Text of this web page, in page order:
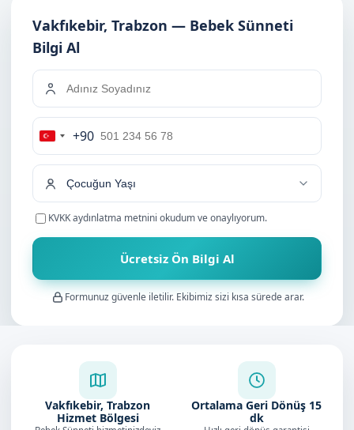
Vakfıkebir, Trabzon — Bebek Sünneti
Bilgi Al
Turkey
+90
+90
KVKK aydınlatma metnini okudum ve onaylıyorum.
Ücretsiz Ön Bilgi Al
Formunuz güvenle iletilir. Ekibimiz sizi kısa sürede arar.
Vakfıkebir, Trabzon
Hizmet Bölgesi
Ortalama Geri Dönüş 15
dk